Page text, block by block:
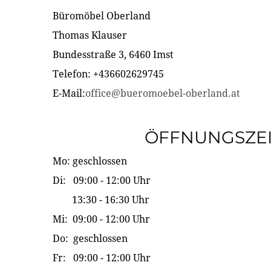
Büromöbel Oberland
Thomas Klauser
Bundesstraße 3, 6460 Imst
Telefon: +436602629745
E-Mail:office@bueromoebel-oberland.at
Mo: geschlossen
Di: 09:00 - 12:00 Uhr
13:30 - 16:30 Uhr
Mi: 09:00 - 12:00 Uhr
Do: geschlossen
Fr: 09:00 - 12:00 Uhr